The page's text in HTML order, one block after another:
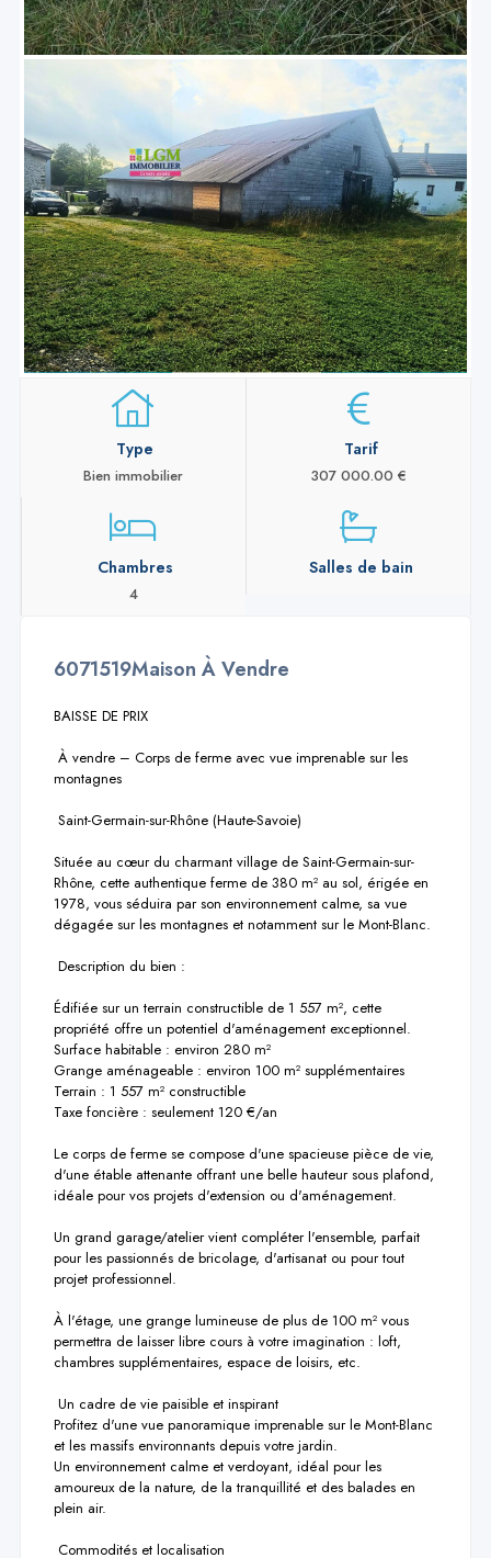
Type
Bien immobilier
Tarif
307 000.00 €
Chambres
4
Salles de bain
6071519Maison À Vendre
BAISSE DE PRIX
montagnes
Située au cœur du charmant village de Saint-Germain-sur-
Rhône, cette authentique ferme de 380 m² au sol, érigée en
1978, vous séduira par son environnement calme, sa vue
dégagée sur les montagnes et notamment sur le Mont-Blanc.
Édifiée sur un terrain constructible de 1 557 m², cette
propriété offre un potentiel d'aménagement exceptionnel.
Surface habitable : environ 280 m²
Grange aménageable : environ 100 m² supplémentaires
Terrain : 1 557 m² constructible
Taxe foncière : seulement 120 €/an
Le corps de ferme se compose d'une spacieuse pièce de vie,
d'une étable attenante offrant une belle hauteur sous plafond,
idéale pour vos projets d'extension ou d'aménagement.
Un grand garage/atelier vient compléter l'ensemble, parfait
pour les passionnés de bricolage, d'artisanat ou pour tout
projet professionnel.
À l'étage, une grange lumineuse de plus de 100 m² vous
permettra de laisser libre cours à votre imagination : loft,
chambres supplémentaires, espace de loisirs, etc.
Profitez d'une vue panoramique imprenable sur le Mont-Blanc
et les massifs environnants depuis votre jardin.
Un environnement calme et verdoyant, idéal pour les
amoureux de la nature, de la tranquillité et des balades en
plein air.